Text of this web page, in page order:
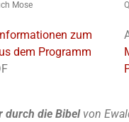
Mose
Informationen zum
dem Programm
durch die Bibel von